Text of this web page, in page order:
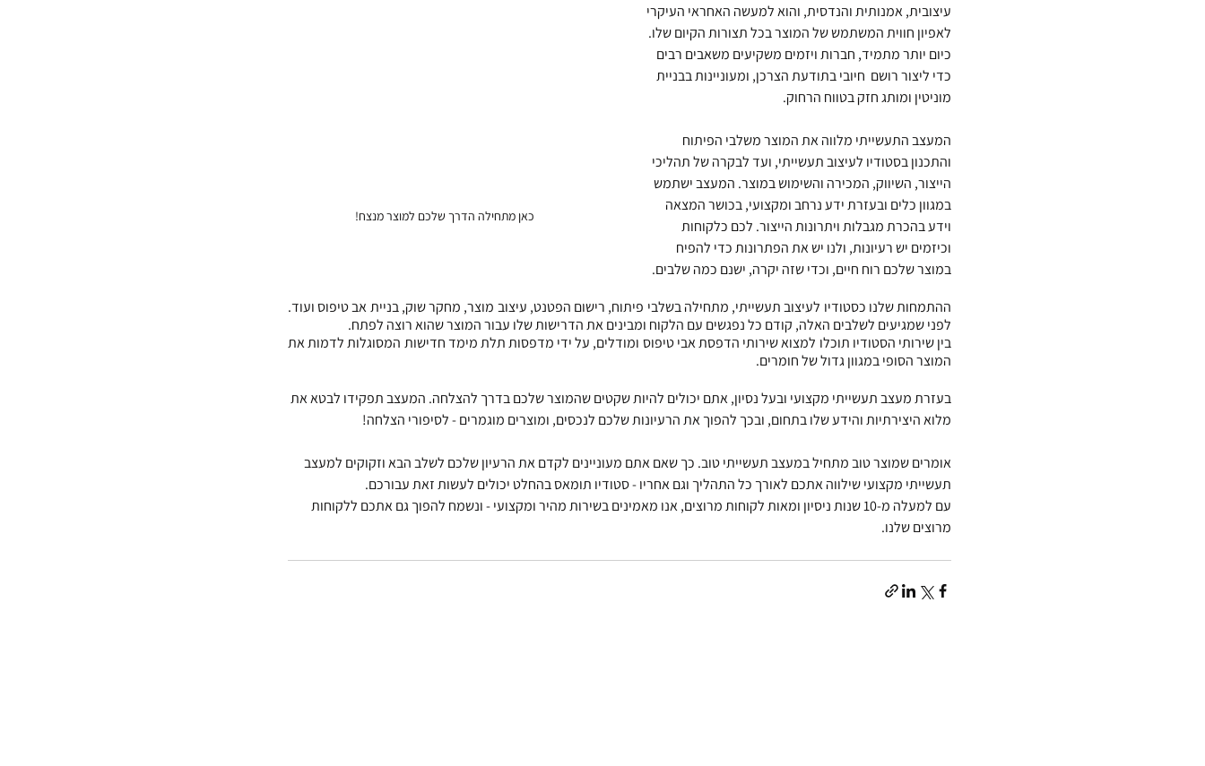
כאן מתחילה הדרך שלכם למוצר מנצח!
עיצובית, אמנותית והנדסית, והוא למעשה האחראי העיקרי
לאפיון חווית המשתמש של המוצר בכל תצורות הקיום שלו.
כיום יותר מתמיד, חברות ויזמים משקיעים משאבים רבים
כדי ליצור רושם  חיובי בתודעת הצרכן, ומעוניינות בבניית
מוניטין ומותג חזק בטווח הרחוק.
המעצב התעשייתי מלווה את המוצר משלבי הפיתוח
והתכנון בסטודיו לעיצוב תעשייתי, ועד לבקרה של תהליכי
הייצור, השיווק, המכירה והשימוש במוצר. המעצב ישתמש
במגוון כלים ובעזרת ידע נרחב ומקצועי, בכושר המצאה
וידע בהכרת מגבלות ויתרונות הייצור. לכם כלקוחות
וכיזמים יש רעיונות, ולנו יש את הפתרונות כדי להפיח
במוצר שלכם רוח חיים, וכדי שזה יקרה, ישנם כמה שלבים.
לפני שמגיעים לשלבים האלה, קודם כל נפגשים עם הלקוח ומבינים את הדרישות שלו עבור המוצר שהוא רוצה לפתח.
המוצר הסופי במגוון גדול של חומרים.
בעזרת מעצב תעשייתי מקצועי ובעל נסיון, אתם יכולים להיות שקטים שהמוצר שלכם בדרך להצלחה. המעצב תפקידו לבטא את
מלוא היצירתיות והידע שלו בתחום, ובכך להפוך את הרעיונות שלכם לנכסים, ומוצרים מוגמרים - לסיפורי הצלחה!
אומרים שמוצר טוב מתחיל במעצב תעשייתי טוב. כך שאם אתם מעוניינים לקדם את הרעיון שלכם לשלב הבא וזקוקים למעצב
תעשייתי מקצועי שילווה אתכם לאורך כל התהליך וגם אחריו - סטודיו תומאס בהחלט יכולים לעשות זאת עבורכם.
עם למעלה מ-10 שנות ניסיון ומאות לקוחות מרוצים, אנו מאמינים בשירות מהיר ומקצועי - ונשמח להפוך גם אתכם ללקוחות
מרוצים שלנו.